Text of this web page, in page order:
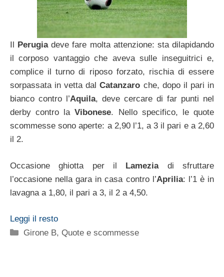
Perugiadeve fare molta attenzione: sta dilapidando
il corposo vantaggio che aveva sulle inseguitrici e,
complice il turno di riposo forzato, rischia di essere
sorpassata in vetta dalCatanzaro che, dopo il pari in
bianco contro l’Aquila, deve cercare di far punti nel
derby contro laVibonese. Nello specifico, le quote
scommesse sono aperte: a 2,90 l’1, a 3 il pari e a 2,60
il 2.
Occasione ghiotta per il Lameziadi sfruttare
l’occasione nella gara in casa contro l’Aprilia: l’1 è in
lavagna a 1,80, il pari a 3, il 2 a 4,50.
Leggi il resto
Categorie
Girone B,Quote e scommesse